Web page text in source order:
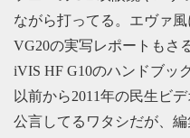
ながら打ってる。エヴァ
VG20の実写レポートもさ
iVIS HF G10のハンドブッ
以前から2011年の民生ビ
公言してるワタシだが、